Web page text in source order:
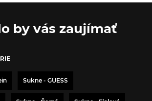
by vás zaujímať
Sukne - GUESS